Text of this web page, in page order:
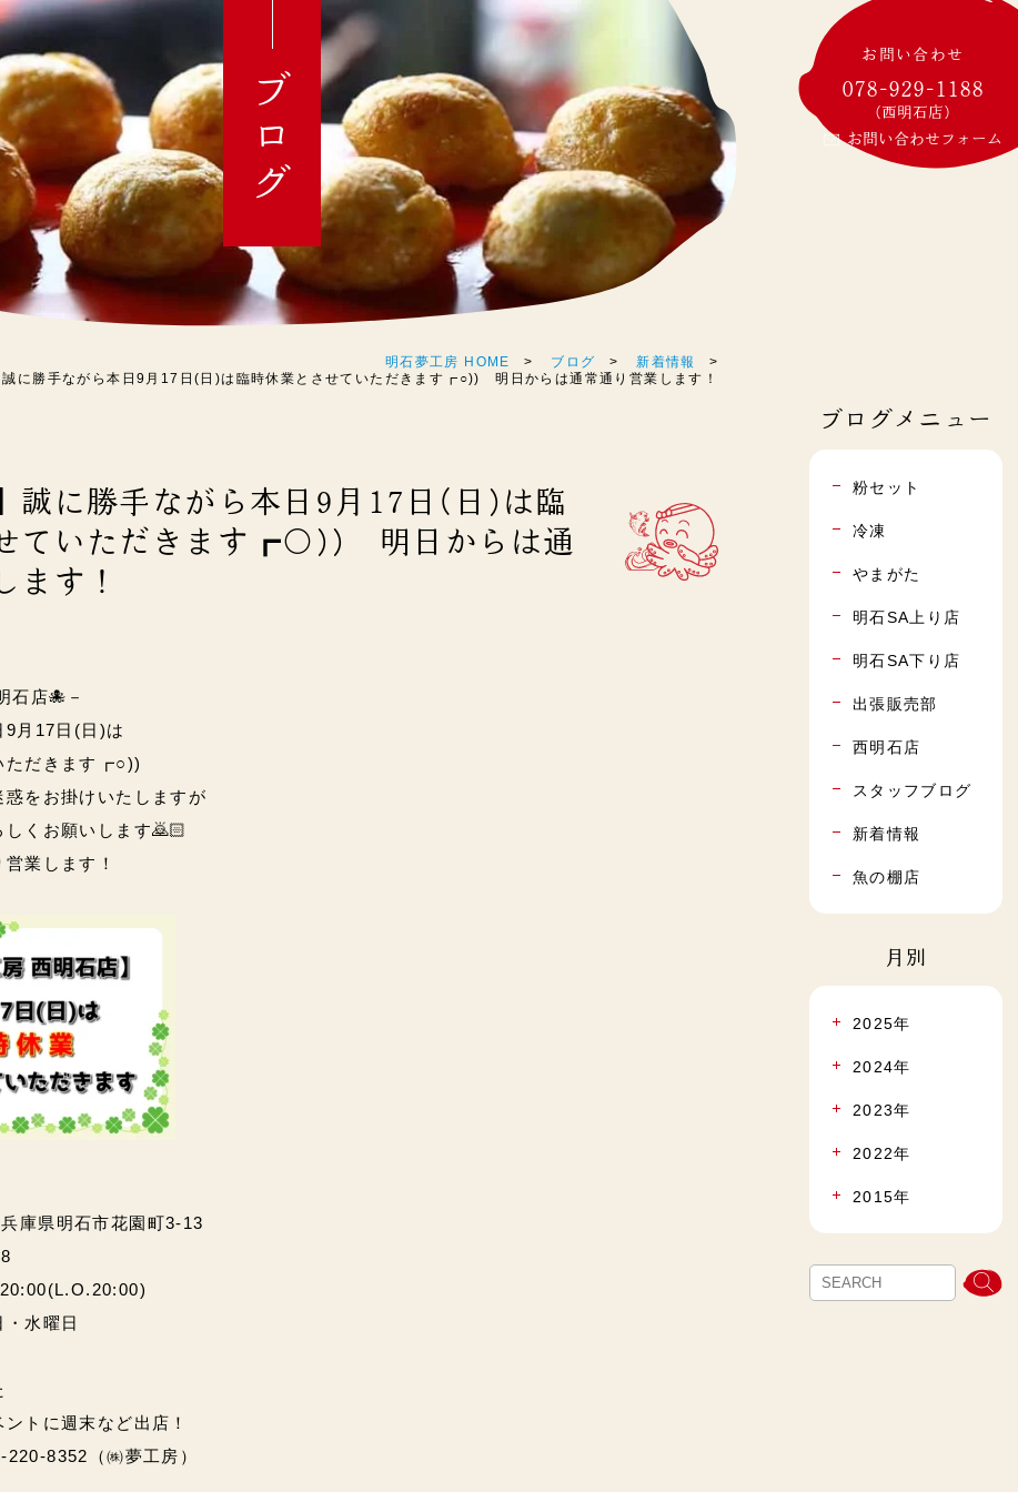
ブログ
明石夢工房 HOME ブログ
新着情報
誠に勝手ながら本日9月17日(日)は臨時休業とさせていただきます┏○)) 明日からは通常通り営業します！
誠に勝手ながら本日9月17日(日)は臨
ていただきます┏○)) 明日からは通
ます！
石店🐙－
9月17日(日)は
ただきます┏○))
をお掛けいたしますが
くお願いします🙇🏻
業します！
庫県明石市花園町3-13
水曜日
トに週末など出店！
8352（㈱夢工房）
お問い合わせ
078-929-1188
(西明石店)
お問い合わせフォーム
ブログメニュー
粉セット
冷凍
やまがた
明石SA上り店
明石SA下り店
出張販売部
西明石店
スタッフブログ
新着情報
魚の棚店
月別
2025年
2024年
2023年
2022年
2015年